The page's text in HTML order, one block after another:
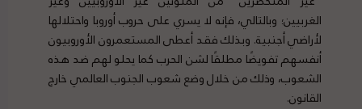
الغربيين؛ وبالتالي، فإنه لا يسري على حروب أوروبا واحتلالها
لأراضي أجنبية. وبذلك فقد أعطى المستعمرون الأوروبيون
أنفسهم تفويضًا مطلقًا لشن الحرب كما يحلو لهم ضد هذه
الشعوب، وذلك من خلال وضع شعوب الجنوب العالمي خارج
القانون.